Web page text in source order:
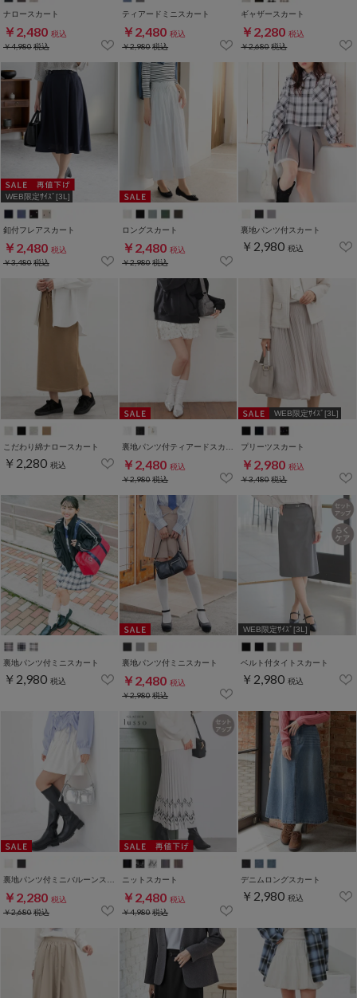
ナロースカート
￥2,480 税込
￥4,980税込
ティアードミニスカート
￥2,480 税込
￥2,980税込
ギャザースカート
￥2,280 税込
￥2,680税込
WEB限定ｻｲｽﾞ[3L]
釦付フレアスカート
￥2,480 税込
￥3,480税込
ロングスカート
￥2,480 税込
￥2,980税込
裏地パンツ付スカート
￥2,980 税込
こだわり綿ナロースカート
￥2,280 税込 ￥2,480 税込
￥2,980税込
WEB限定ｻｲｽﾞ[3L]
プリーツスカート
￥2,980 税込
￥3,480税込
裏地パンツ付ミニスカート
￥2,980 税込
裏地パンツ付ミニスカート
￥2,480 税込
￥2,980税込
WEB限定ｻｲｽﾞ[3L]
ベルト付タイトスカート
￥2,980 税込
￥2,280 税込
￥2,680税込
ニットスカート
￥2,480 税込
￥4,980税込
デニムロングスカート
￥2,980 税込